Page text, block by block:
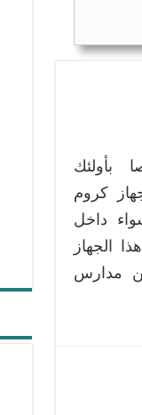
بأولئك
كروم
داخل
الجهاز
مدارس